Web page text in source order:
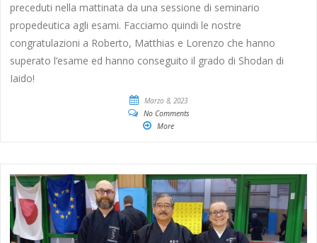
preceduti nella mattinata da una sessione di seminario
propedeutica agli esami. Facciamo quindi le nostre
congratulazioni a Roberto, Matthias e Lorenzo che hanno
superato l’esame ed hanno conseguito il grado di Shodan di
Iaido!
Marzo 8, 2023
No Comments
More